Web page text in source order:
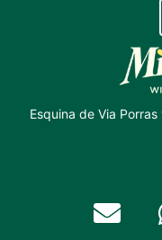
Esquina de Via